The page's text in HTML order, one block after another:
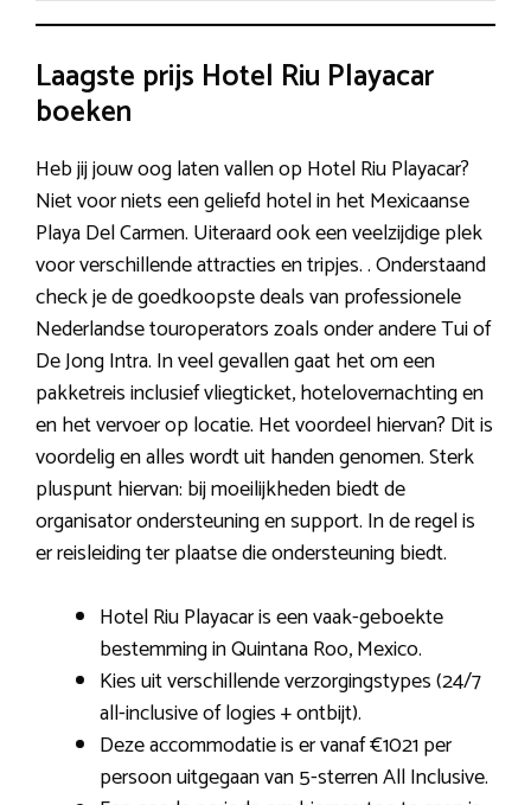
Laagste prijs Hotel Riu Playacar
boeken
Heb jij jouw oog laten vallen op Hotel Riu Playacar?
Niet voor niets een geliefd hotel in het Mexicaanse
Playa Del Carmen. Uiteraard ook een veelzijdige plek
voor verschillende attracties en tripjes. . Onderstaand
check je de goedkoopste deals van professionele
Nederlandse touroperators zoals onder andere Tui of
De Jong Intra. In veel gevallen gaat het om een
pakketreis inclusief vliegticket, hotelovernachting en
en het vervoer op locatie. Het voordeel hiervan? Dit is
voordelig en alles wordt uit handen genomen. Sterk
pluspunt hiervan: bij moeilijkheden biedt de
organisator ondersteuning en support. In de regel is
er reisleiding ter plaatse die ondersteuning biedt.
Hotel Riu Playacar is een vaak-geboekte
bestemming in Quintana Roo, Mexico.
Kies uit verschillende verzorgingstypes (24/7
all-inclusive of logies + ontbijt).
Deze accommodatie is er vanaf €1021 per
persoon uitgegaan van 5-sterren All Inclusive.